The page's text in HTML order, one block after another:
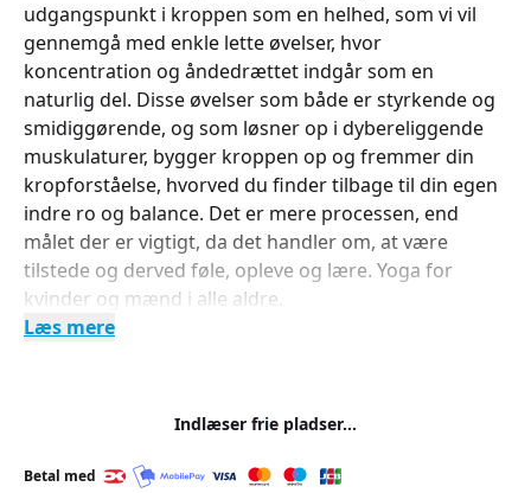
udgangspunkt i kroppen som en helhed, som vi vil
gennemgå med enkle lette øvelser, hvor
koncentration og åndedrættet indgår som en
naturlig del. Disse øvelser som både er styrkende og
smidiggørende, og som løsner op i dybereliggende
muskulaturer, bygger kroppen op og fremmer din
kropforståelse, hvorved du finder tilbage til din egen
indre ro og balance. Det er mere processen, end
målet der er vigtigt, da det handler om, at være
tilstede og derved føle, opleve og lære. Yoga for
kvinder og mænd i alle aldre.
Læs mere
Indlæser frie pladser...
Betal med